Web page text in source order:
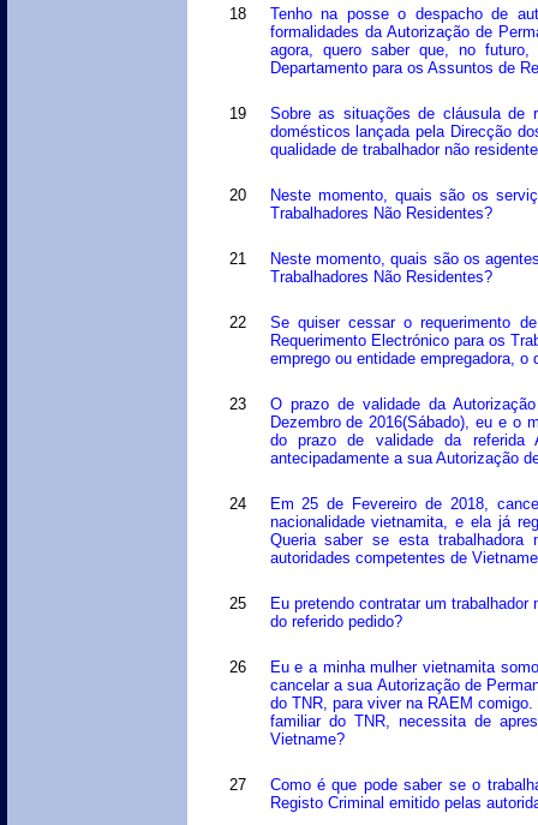
18
Tenho na posse o despacho de
formalidades da Autorização de
agora, quero saber que, no
Departamento para os Assuntos de
19
Sobre as situações de cláusula de
domésticos lançada pela Direcção
qualidade de trabalhador não
20
Neste momento, quais são os
Trabalhadores Não Residentes?
21
Neste momento, quais são os
Trabalhadores Não Residentes?
22
Se quiser cessar o requerimento
Requerimento Electrónico para os
emprego ou entidade empregadora, o
23
O prazo de validade da
Dezembro de 2016(Sábado), eu e o
do prazo de validade da referida
antecipadamente a sua Autorização
24
Em 25 de Fevereiro de 2018,
nacionalidade vietnamita, e ela já
Queria saber se esta
autoridades competentes de
25
Eu pretendo contratar um
do referido pedido?
26
Eu e a minha mulher vietnamita
cancelar a sua Autorização de
do TNR, para viver na RAEM
familiar do TNR, necessita de
Vietname?
27
Como é que pode saber se o
Registo Criminal emitido pelas